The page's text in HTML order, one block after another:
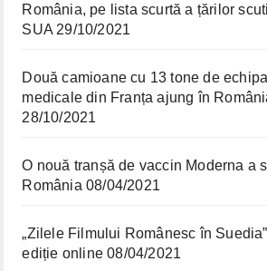
România, pe lista scurtă a țărilor
SUA 29/10/2021
Două camioane cu 13 tone de
medicale din Franța ajung în
28/10/2021
O nouă tranșă de vaccin Moderna a
România 08/04/2021
„Zilele Filmului Românesc în
ediție online 08/04/2021